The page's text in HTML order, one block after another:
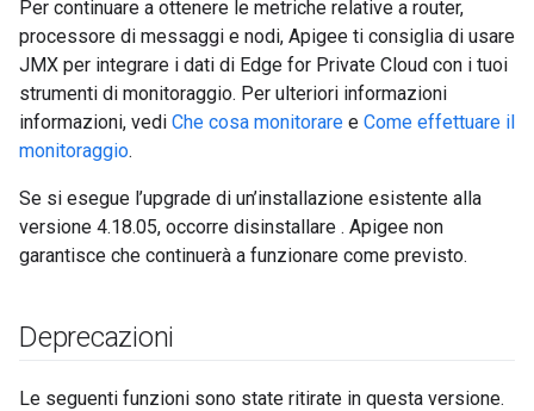
Per continuare a ottenere le metriche relative a router,
processore di messaggi e nodi, Apigee ti consiglia di usare
JMX per integrare i dati di Edge for Private Cloud con i tuoi
strumenti di monitoraggio. Per ulteriori informazioni
informazioni, vedi Che cosa monitorare e Come effettuare il
monitoraggio.
Se si esegue l’upgrade di un’installazione esistente alla
versione 4.18.05, occorre disinstallare . Apigee non
garantisce che continuerà a funzionare come previsto.
Deprecazioni
Le seguenti funzioni sono state ritirate in questa versione.